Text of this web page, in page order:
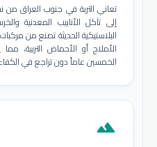
تعاني التربة في جنوب العراق من
إلى تآكل الأنابيب المعدنية
البلاستيكية الحديثة تصنع من
الأملاح أو الأحماض التربية،
الخمسين عاماً دون تراجع في
terrain